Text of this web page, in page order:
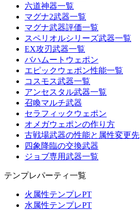
六道神器一覧
マグナ2武器一覧
マグナ武器評価一覧
スペリオルシリーズ武器一覧
EX攻刃武器一覧
バハムートウェポン
エピックウェポン性能一覧
コスモス武器一覧
アンセスタル武器一覧
召喚マルチ武器
セラフィックウェポン
オメガウェポンの作り方
古戦場武器の性能と属性変更先
四象降臨の交換武器
ジョブ専用武器一覧
テンプレパーティ一覧
火属性テンプレPT
水属性テンプレPT